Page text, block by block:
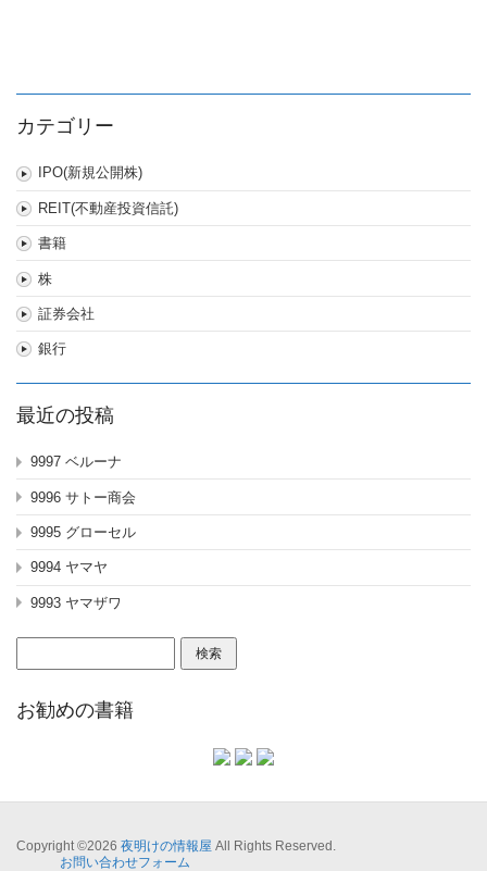
カテゴリー
IPO(新規公開株)
REIT(不動産投資信託)
書籍
株
証券会社
銀行
最近の投稿
9997 ベルーナ
9996 サトー商会
9995 グローセル
9994 ヤマヤ
9993 ヤマザワ
索:
お勧めの書籍
Copyright ©2026 夜明けの情報屋 All Rights Reserved.
お問い合わせフォーム